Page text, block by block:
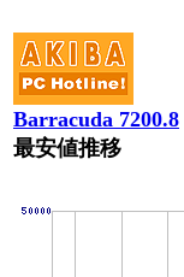
Barracuda 7200.8
最安値推移